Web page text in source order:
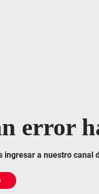
error
a nuestro canal